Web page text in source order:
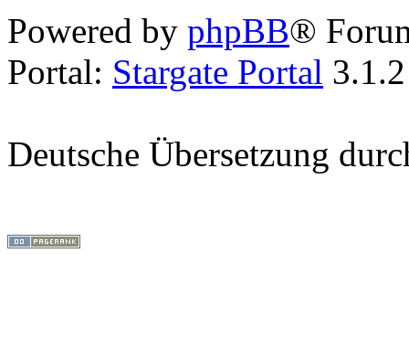
Powered by phpBB®
Portal: Stargate Portal
Deutsche Übersetzung